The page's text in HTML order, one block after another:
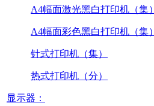
A4幅面激光黑白打印机（集）
A4幅面彩色黑白打印机（集）
针式打印机（集）
热式打印机（分）
显示器：